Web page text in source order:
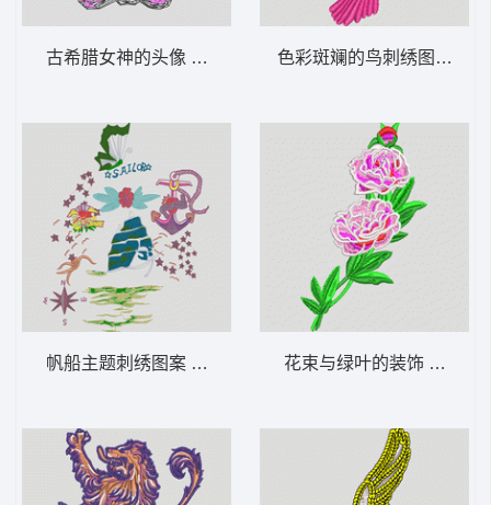
古希腊女神的头像 范思哲 珠片 logo
帆船主题刺绣图案 海景 锚 蝴蝶
色彩斑斓的鸟刺绣图案 鸟
花束与绿叶的装饰 花朵